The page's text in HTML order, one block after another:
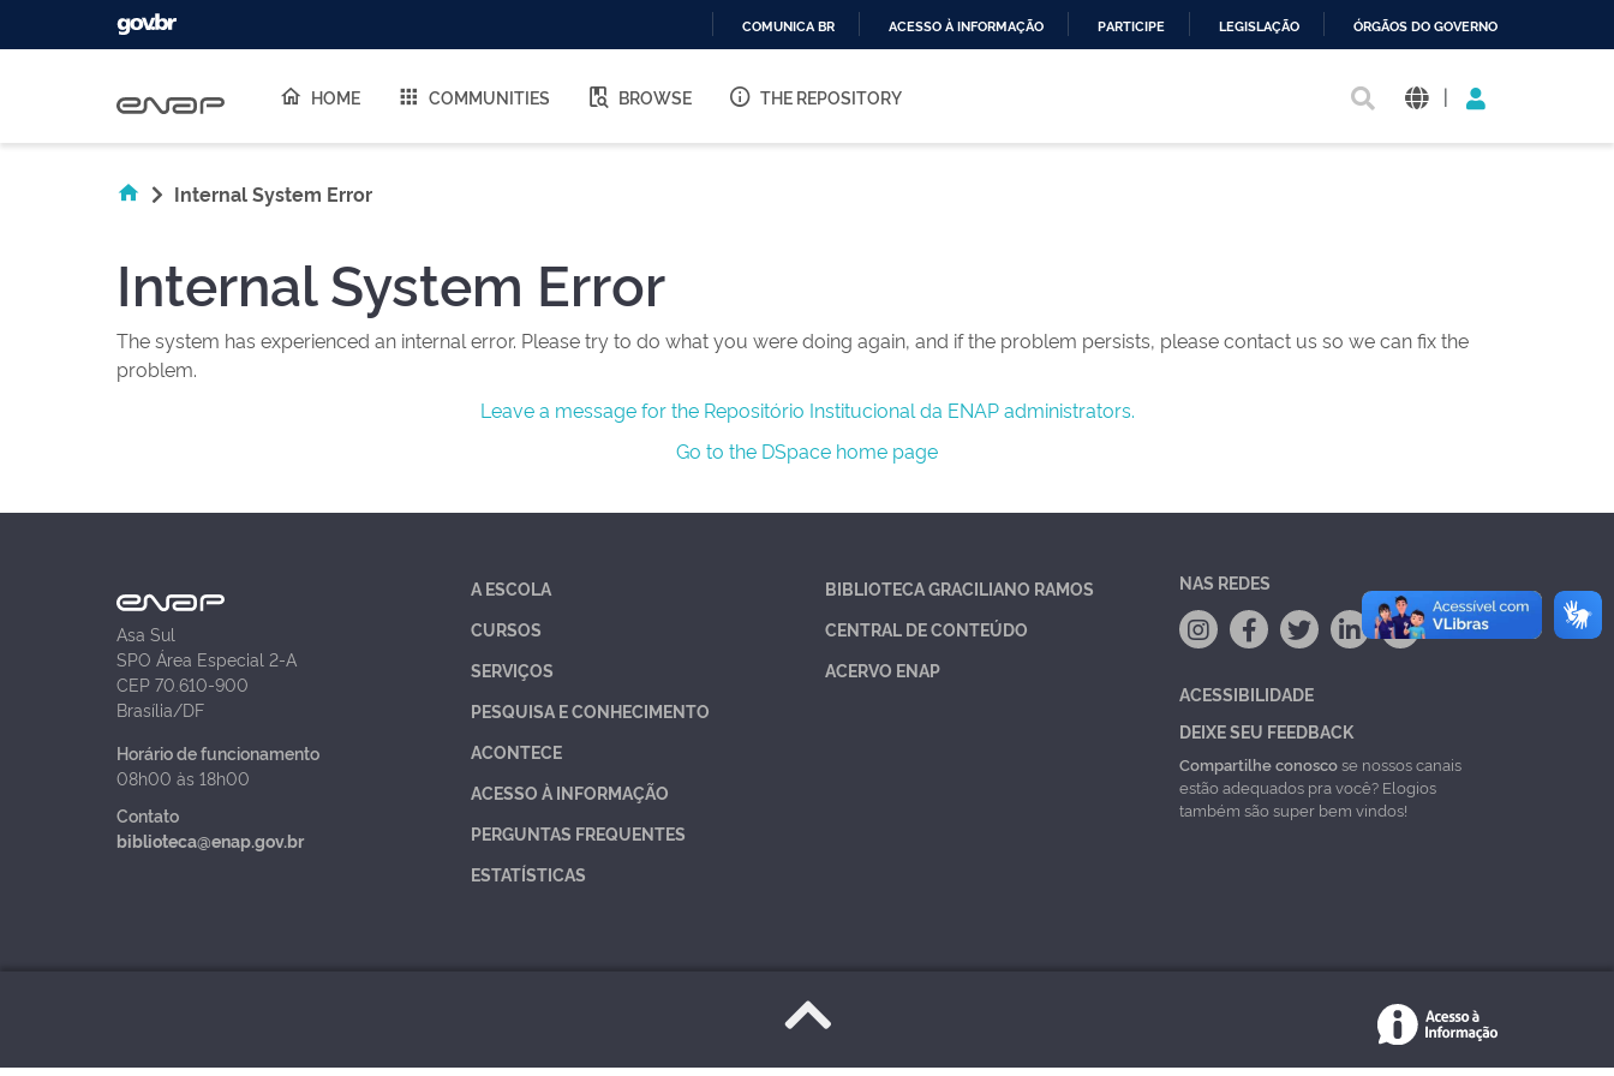
O
COMUNICA BR ACESSO À INFORMAÇÃO PARTICIPE LEGISLAÇÃO ÓRGÃOS DO GOVERNO
HOME COMMUNITIES BROWSE THE REPOSITORY |
Internal System Error
Internal System Error
The system has experienced an internal error. Please try to do what you were doing again, and if the problem persists, please contact us so we can fix the
problem.
Leave a message for the Repositório Institucional da ENAP administrators.
Go to the DSpace home page
Asa Sul
SPO Área Especial 2-A
CEP 70.610-900
Brasília/DF
Horário de funcionamento
08h00 às 18h00
Contato
biblioteca@enap.gov.br
A ESCOLA
CURSOS
SERVIÇOS
PESQUISA E CONHECIMENTO
ACONTECE
ACESSO À INFORMAÇÃO
PERGUNTAS FREQUENTES
ESTATÍSTICAS
BIBLIOTECA GRACILIANO RAMOS
CENTRAL DE CONTEÚDO
ACERVO ENAP
NAS REDES
ACESSIBILIDADE
DEIXE SEU FEEDBACK
Compartilhe conoscose nossos canais
estão adequados pra você? Elogios
também são super bem vindos!